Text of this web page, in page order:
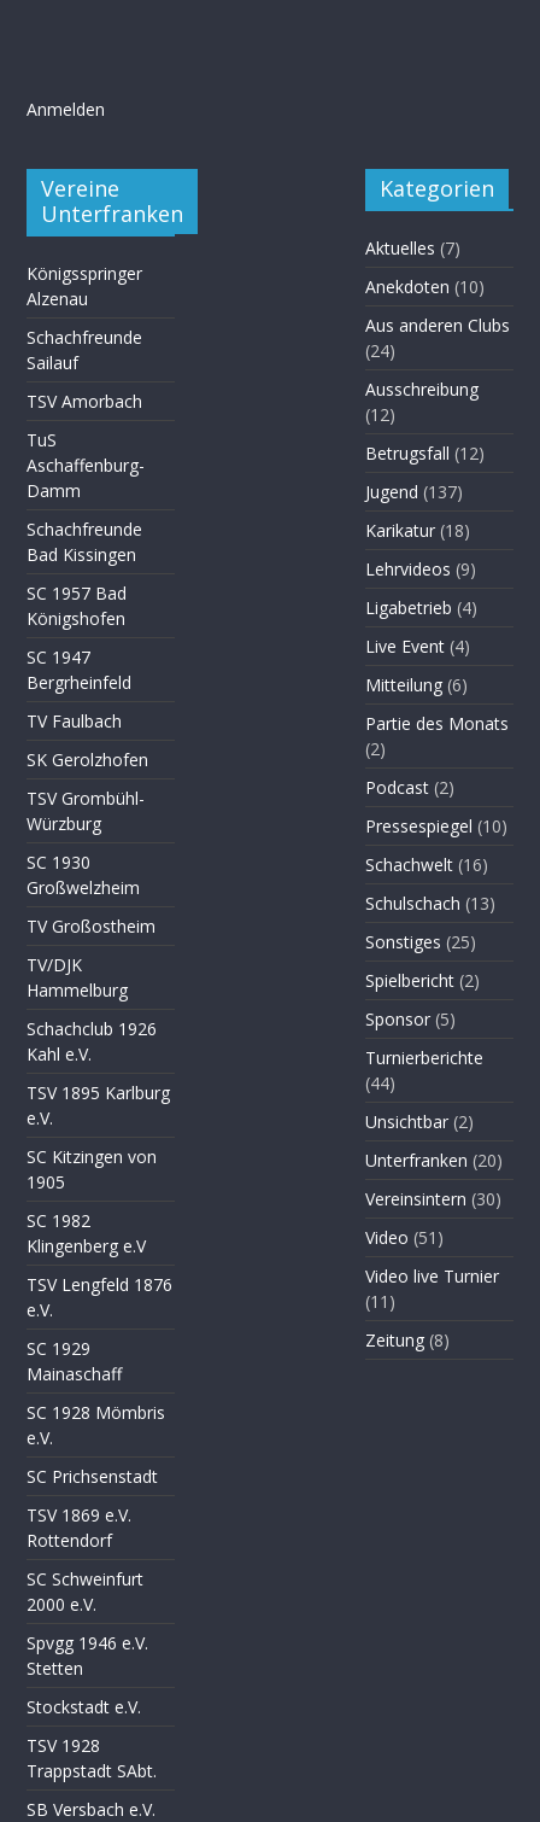
Anmelden
Vereine
Unterfranken
Königsspringer
Alzenau
Schachfreunde
Sailauf
TSV Amorbach
TuS
Aschaffenburg-
Damm
Schachfreunde
Bad Kissingen
SC 1957 Bad
Königshofen
SC 1947
Bergrheinfeld
TV Faulbach
SK Gerolzhofen
TSV Grombühl-
Würzburg
SC 1930
Großwelzheim
TV Großostheim
TV/DJK
Hammelburg
Schachclub 1926
Kahl e.V.
TSV 1895 Karlburg
e.V.
SC Kitzingen von
1905
SC 1982
Klingenberg e.V
TSV Lengfeld 1876
e.V.
SC 1929
Mainaschaff
SC 1928 Mömbris
e.V.
SC Prichsenstadt
TSV 1869 e.V.
Rottendorf
SC Schweinfurt
2000 e.V.
Spvgg 1946 e.V.
Stetten
Stockstadt e.V.
TSV 1928
Trappstadt SAbt.
SB Versbach e.V.
Kategorien
Aktuelles (7)
Anekdoten (10)
Aus anderen Clubs
(24)
Ausschreibung
(12)
Betrugsfall (12)
Jugend (137)
Karikatur (18)
Lehrvideos (9)
Ligabetrieb (4)
Live Event (4)
Mitteilung (6)
Partie des Monats
(2)
Podcast (2)
Pressespiegel (10)
Schachwelt (16)
Schulschach (13)
Sonstiges (25)
Spielbericht (2)
Sponsor (5)
Turnierberichte
(44)
Unsichtbar (2)
Unterfranken (20)
Vereinsintern (30)
Video (51)
Video live Turnier
(11)
Zeitung (8)